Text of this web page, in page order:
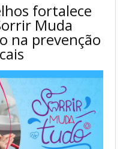
fortalece
Muda
na prevenção